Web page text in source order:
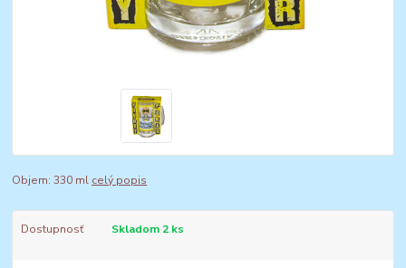
Objem: 330 ml celý popis
Dostupnosť Skladom 2 ks